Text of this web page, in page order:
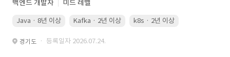
백엔드 개발자 미드 레벨
Java · 8년 이상 Kafka · 2년 이상 k8s · 2년 이상
경기도 · 등록일자 2026.07.24.